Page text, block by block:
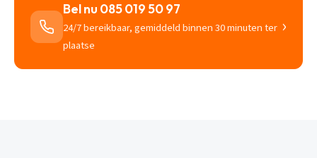
Bel nu 085 019 50 97
24/7 bereikbaar, gemiddeld binnen 30 minuten ter
plaatse
›